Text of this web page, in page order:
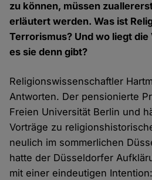
zu können, müssen
erläutert werden. Was ist
Terrorismus? Und wo liegt die
es sie denn gibt?
Religionswissenschaftler
Antworten. Der pensionierte
Freien Universität Berlin und
Vorträge zu
neulich im sommerlichen
hatte der Düsseldorfer
mit einer eindeutigen